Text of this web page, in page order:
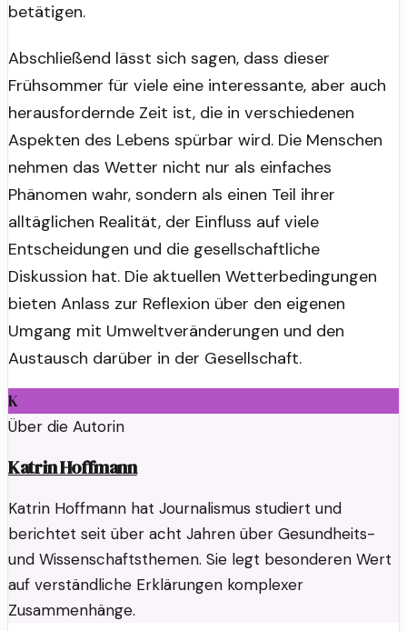
betätigen.
Abschließend lässt sich sagen, dass dieser
Frühsommer für viele eine interessante, aber auch
herausfordernde Zeit ist, die in verschiedenen
Aspekten des Lebens spürbar wird. Die Menschen
nehmen das Wetter nicht nur als einfaches
Phänomen wahr, sondern als einen Teil ihrer
alltäglichen Realität, der Einfluss auf viele
Entscheidungen und die gesellschaftliche
Diskussion hat. Die aktuellen Wetterbedingungen
bieten Anlass zur Reflexion über den eigenen
Umgang mit Umweltveränderungen und den
Austausch darüber in der Gesellschaft.
K
Über die Autorin
Katrin Hoffmann
Katrin Hoffmann hat Journalismus studiert und
berichtet seit über acht Jahren über Gesundheits-
und Wissenschaftsthemen. Sie legt besonderen Wert
auf verständliche Erklärungen komplexer
Zusammenhänge.